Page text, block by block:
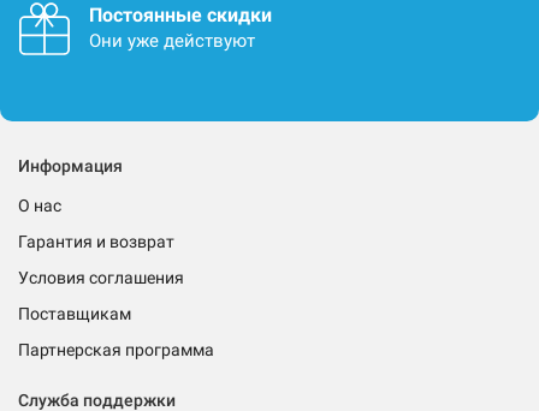
Постоянные скидки
Они уже действуют
Информация
О нас
Гарантия и возврат
Условия соглашения
Поставщикам
Партнерская программа
Служба поддержки